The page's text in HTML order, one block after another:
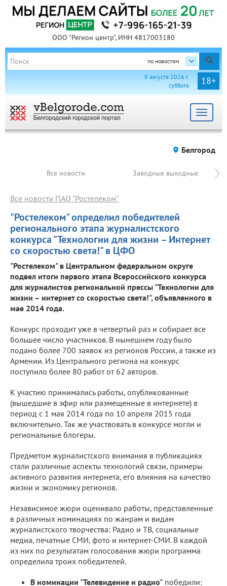
ООО "Регион центр", ИНН 4817003180
по новостям
18+
8 августа 2026 г.
суббота
Toggle
Белгород
Все новости Заводные выходные
"Ростелеком" определил победителей
регионального этапа журналистского
конкурса "Технологии для жизни – Интернет
со скоростью света!" в ЦФО
Все новости ПАО "Ростелеком"
"Ростелеком" в Центральном федеральном округе
подвел итоги первого этапа Всероссийского конкурса
для журналистов региональной прессы "Технологии для
жизни – интернет со скоростью света!", объявленного в
мае 2014 года.
Конкурс проходит уже в четвертый раз и собирает все
большее число участников. В нынешнем году было
подано более 700 заявок из регионов России, а также из
Армении. Из Центрального региона на конкурс
поступило более 80 работ от 62 авторов.
К участию принимались работы, опубликованные
(вышедшие в эфир или размещенные в интернете) в
период с 1 мая 2014 года по 10 апреля 2015 года
включительно. Так же участвовать в конкурсе могли и
региональные блогеры.
Предметом журналистского внимания в публикациях
стали различные аспекты технологий связи, примеры
активного развития интернета, его влияния на качество
жизни и экономику регионов.
Независимое жюри оценивало работы, представленные
в различных номинациях по жанрам и видам
журналистского творчества: Радио и ТВ, социальные
медиа, печатные СМИ, фото и интернет-СМИ. В каждой
из них по результатам голосования жюри программа
определила троих победителей.
В номинации "Телевидение и радио" победили: